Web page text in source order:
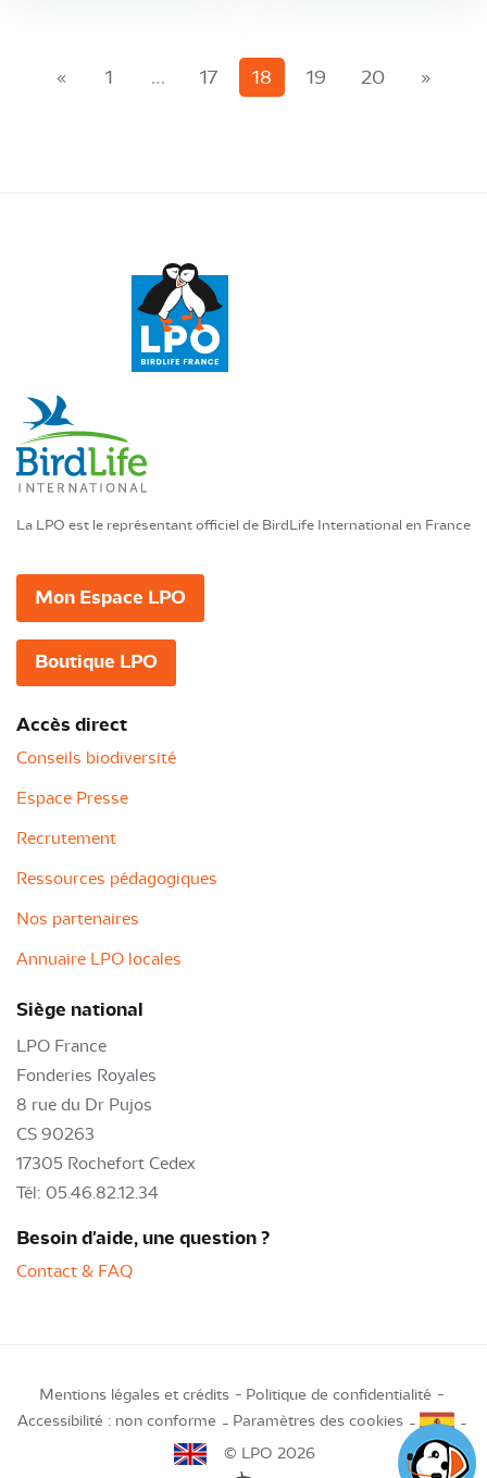
« 1 … 17 18(current)
19 20 »
La LPO est le représentant officiel de BirdLife International en France
Mon Espace LPO
Boutique LPO
Accès direct
Conseils biodiversité
Espace Presse
Recrutement
Ressources pédagogiques
Nos partenaires
Annuaire LPO locales
Siège national
LPO France
Fonderies Royales
8 rue du Dr Pujos
CS 90263
17305 Rochefort Cedex
Tél: 05.46.82.12.34
Besoin d'aide, une question ?
Contact & FAQ
Mentions légales et crédits
Politique de confidentialité
Accessibilité : non conforme
Paramètres des cookies
© LPO 2026